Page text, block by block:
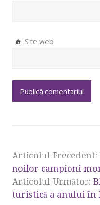
Site web
Articolul Precedent:
noilor campioni
Articolul Următor:
turistică a anului în